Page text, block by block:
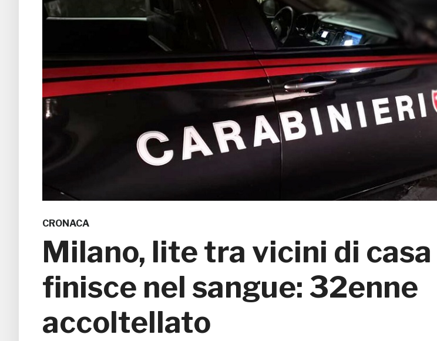
CRONACA
Milano, lite tra vicini di casa
finisce nel sangue: 32enne
accoltellato